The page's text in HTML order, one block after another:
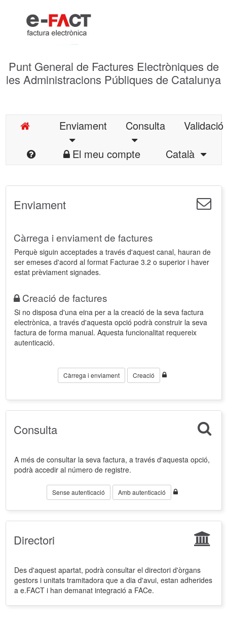
Punt General de Factures Electròniques de
les Administracions Públiques de Catalunya
Enviament Consulta
Validació
El meu compte
Català
Enviament
Càrrega i enviament de factures
Perquè siguin acceptades a través d'aquest canal, hauran de
ser emeses d'acord al format Facturae 3.2 o superior i haver
estat prèviament signades.
Creació de factures
Si no disposa d'una eina per a la creació de la seva factura
electrònica, a través d'aquesta opció podrà construir la seva
factura de forma manual. Aquesta funcionalitat requereix
autenticació.
Càrrega i enviament Creació
Consulta
A més de consultar la seva factura, a través d'aquesta opció,
podrà accedir al número de registre.
Sense autenticació Amb autenticació
Directori
Des d'aquest apartat, podrà consultar el directori d'òrgans
gestors i unitats tramitadora que a dia d'avui, estan adherides
a e.FACT i han demanat integració a FACe.